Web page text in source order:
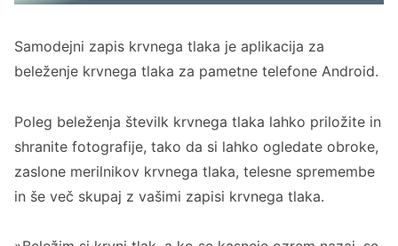
Samodejni zapis krvnega tlaka je aplikacija za
beleženje krvnega tlaka za pametne telefone Android.
Poleg beleženja številk krvnega tlaka lahko priložite in
shranite fotografije, tako da si lahko ogledate obroke,
zaslone merilnikov krvnega tlaka, telesne spremembe
in še več skupaj z vašimi zapisi krvnega tlaka.